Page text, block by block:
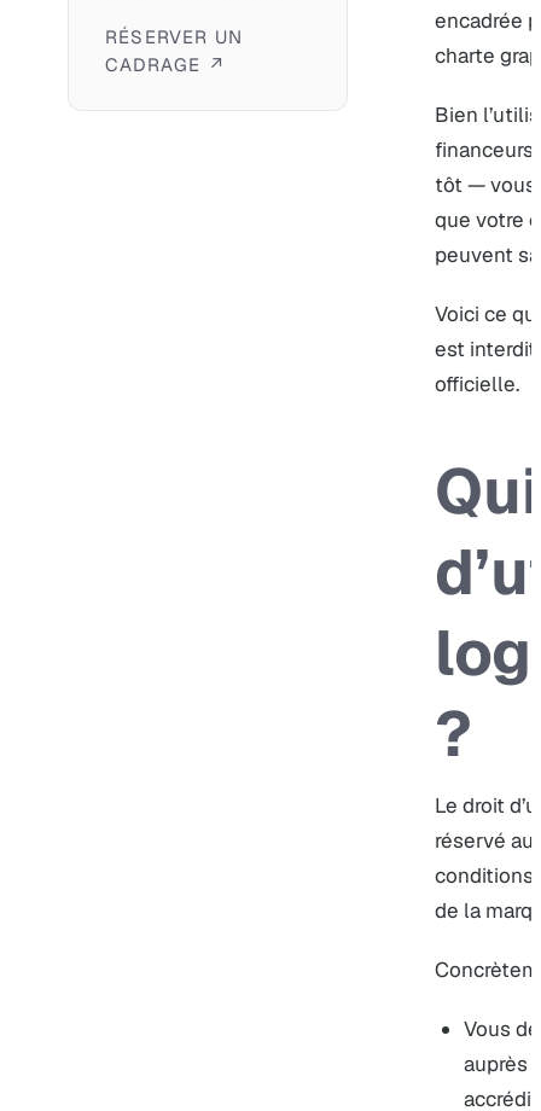
RÉSERVER UN
CADRAGE ↗
encadrée
charte
Bien
tôt — vous
que votre
peuvent
Voici ce
est
officielle.
?
Le droit
réservé
conditions
de la
Vous
auprès